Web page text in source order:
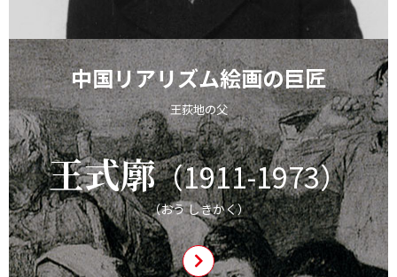
中国リアリズム絵画の巨匠
王荻地の父
王式廓（1911-1973）
（おう しきかく）